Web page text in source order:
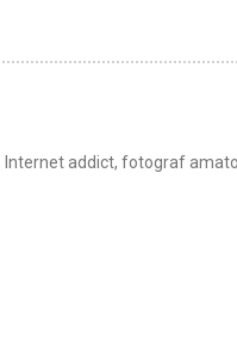
Internet addict, fotograf